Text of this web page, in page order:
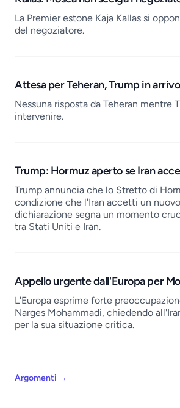
La Premier estone Kaja Kallas si
del negoziatore.
Attesa per Teheran, Trump in arrivo
Nessuna risposta da Teheran mentre
intervenire.
Trump: Hormuz aperto se Iran
Trump annuncia che lo Stretto di
condizione che l'Iran accetti un
dichiarazione segna un momento
tra Stati Uniti e Iran.
Appello urgente dall'Europa per
L'Europa esprime forte
Narges Mohammadi, chiedendo
per la sua situazione critica.
Argomenti →